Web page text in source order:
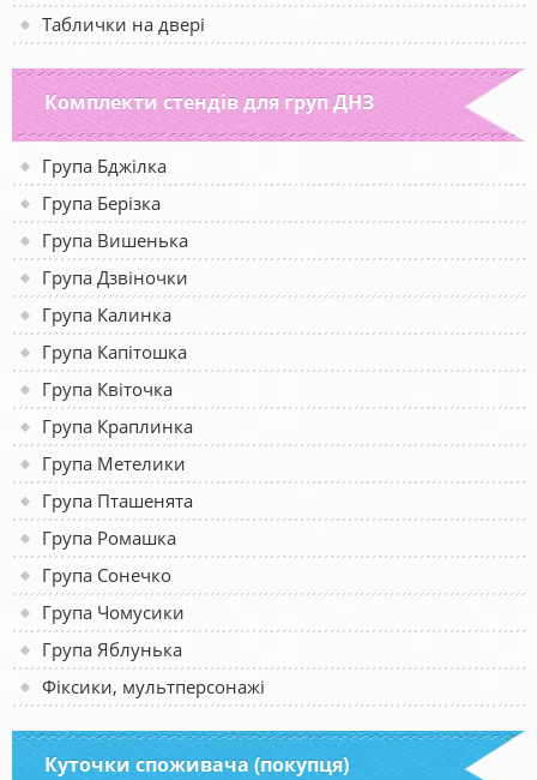
Таблички на двері
Комплекти стендів для груп ДНЗ
Група Бджілка
Група Берізка
Група Вишенька
Група Дзвіночки
Група Калинка
Група Капітошка
Група Квіточка
Група Краплинка
Група Метелики
Група Пташенята
Група Ромашка
Група Сонечко
Група Чомусики
Група Яблунька
Фіксики, мультперсонажі
Куточки споживача (покупця)